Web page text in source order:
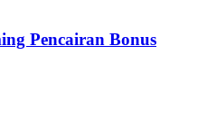
Pencairan Bonus